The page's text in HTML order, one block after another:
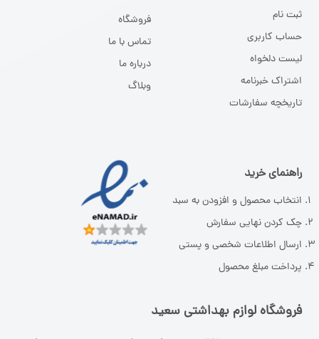
ثبت نام
حساب کاربری
لیست دلخواه
اشتراک خبرنامه
تاریخچه سفارشات
فروشگاه
تماس با ما
درباره ما
وبلاگ
راهنمای خرید
انتخاب محصول و افزودن به سبد
چک کردن نهایی سفارش
ارسال اطلاعات شخصی و پستی
پرداخت مبلغ محصول
فروشگاه لوازم بهداشتی سعید